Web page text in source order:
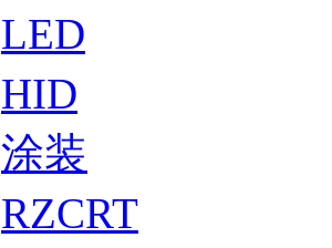
LED
HID
涂装
RZCRT